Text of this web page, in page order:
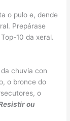
o pulo e, dende
Prepárase
10 da xeral.
chuvia con
o bronce do
o
ou